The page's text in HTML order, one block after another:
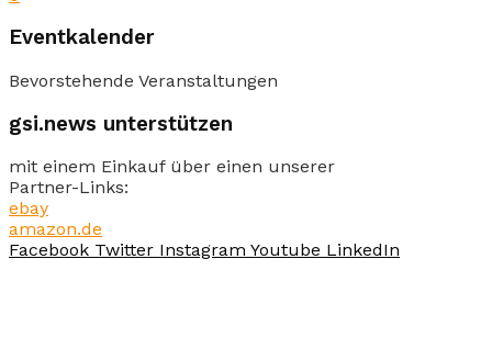
Eventkalender
Bevorstehende Veranstaltungen
gsi.news unterstützen
mit einem Einkauf über einen unserer
Partner-Links:
ebay
amazon.de
Facebook Twitter Instagram Youtube LinkedIn